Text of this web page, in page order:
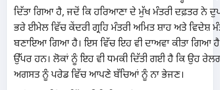
ਦਿੱਤਾ ਗਿਆ ਹੈ, ਜਦੋਂ ਕਿ ਹਰਿਆਣਾ ਦੇ ਮੁੱਖ ਮੰਤਰੀ ਦਫ਼ਤਰ ਨੇ
ਭਰੇ ਈਮੇਲ ਵਿੱਚ ਕੇਂਦਰੀ ਗ੍ਰਹਿ ਮੰਤਰੀ ਅਮਿਤ ਸ਼ਾਹ ਅਤੇ ਵਿਦੇਸ਼
ਬਣਾਇਆ ਗਿਆ ਹੈ। ਇਸ ਵਿੱਚ ਇਹ ਵੀ ਦਾਅਵਾ ਕੀਤਾ ਗਿਆ ਹੈ
ਉੱਪਰ ਹਨ। ਲੋਕਾਂ ਨੂੰ ਇਹ ਵੀ ਧਮਕੀ ਦਿੱਤੀ ਗਈ ਹੈ ਕਿ ਉਹ
ਅਗਸਤ ਨੂੰ ਪਰੇਡ ਵਿੱਚ ਆਪਣੇ ਬੱਚਿਆਂ ਨੂੰ ਨਾ ਭੇਜਣ।